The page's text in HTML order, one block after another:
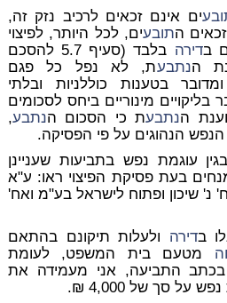
ים אינם זכאים לרכיב נזק זה,
התובעים, לכל היותר, לפיצוי
בדירה
בלבד (סעיף 5.7 להסכם
הנתבעת, לא נפל כל פגם
בטענות כוללניות ובלתי
מינוריים ביחס לסכומים
הנתבעת כי הסכום הנתבע,
הנהוגים על פי הפסיקה.
בעת פסיקת הפיצוי ראו: ע"א
ואח' נ' שיכון ופתוח לישראל בע"מ ואח'
בדירה ולעלות תיקונם בהתאם
מטעם בית המשפט, לעומת
התביעה, אני מעמידה את
על סך של 4,000 ₪.